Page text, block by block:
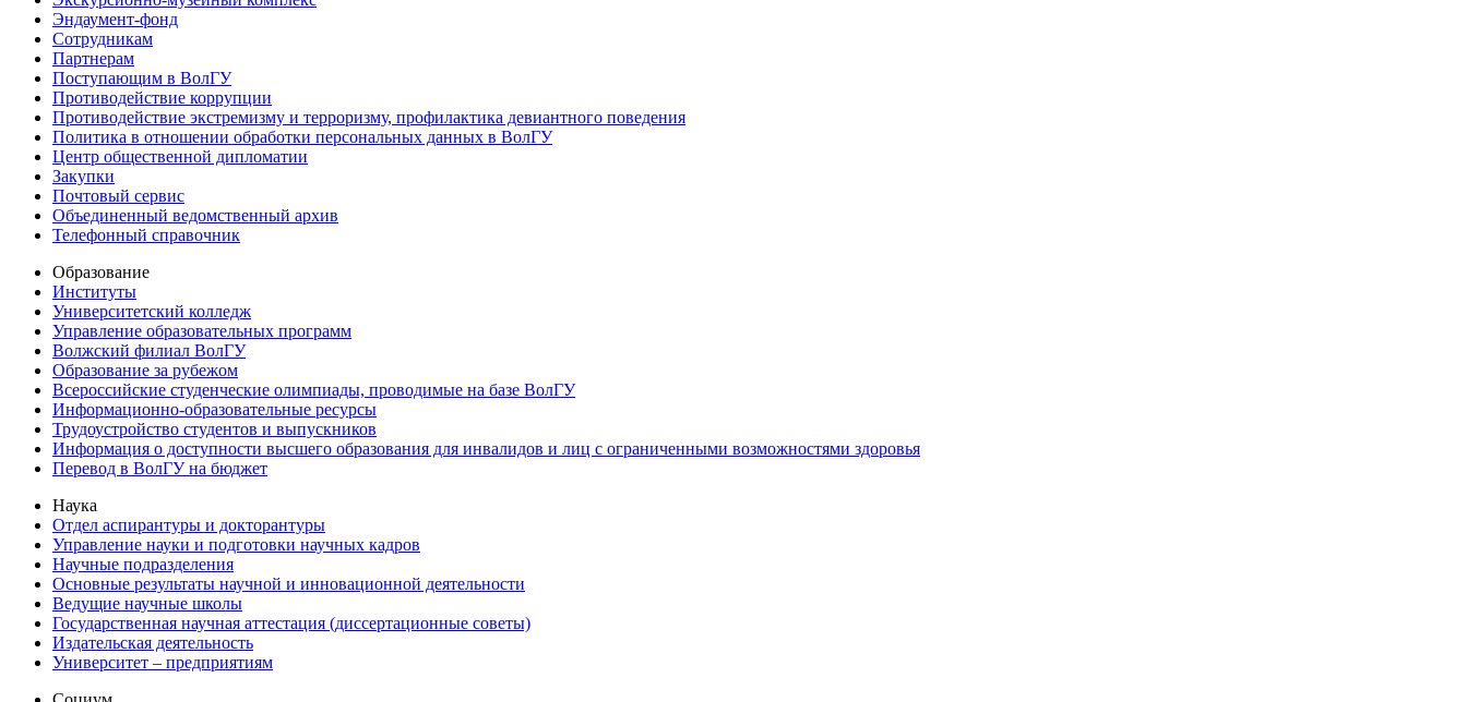
Эндаумент-фонд
Сотрудникам
Партнерам
Поступающим в ВолГУ
Противодействие коррупции
Противодействие экстремизму и терроризму, профилактика девиантного поведения
Политика в отношении обработки персональных данных в ВолГУ
Центр общественной дипломатии
Закупки
Почтовый сервис
Объединенный ведомственный архив
Телефонный справочник
Образование
Институты
Университетский колледж
Управление образовательных программ
Волжский филиал ВолГУ
Образование за рубежом
Всероссийские студенческие олимпиады, проводимые на базе ВолГУ
Информационно-образовательные ресурсы
Трудоустройство студентов и выпускников
Информация о доступности высшего образования для инвалидов и лиц с ограниченными возможностями здоровья
Перевод в ВолГУ на бюджет
Наука
Отдел аспирантуры и докторантуры
Управление науки и подготовки научных кадров
Научные подразделения
Основные результаты научной и инновационной деятельности
Ведущие научные школы
Государственная научная аттестация (диссертационные советы)
Издательская деятельность
Университет – предприятиям